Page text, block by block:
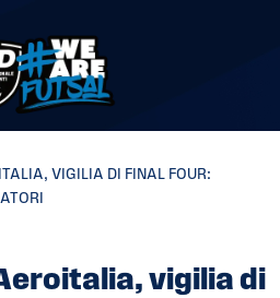
VIGILIA DI FINAL FOUR:
vigilia di